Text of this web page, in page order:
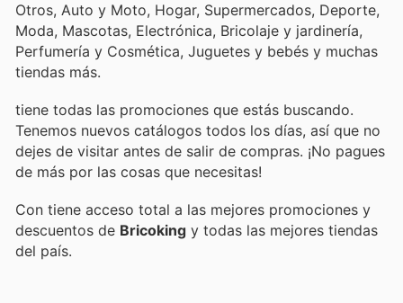
Otros, Auto y Moto, Hogar, Supermercados, Deporte,
Moda, Mascotas, Electrónica, Bricolaje y jardinería,
Perfumería y Cosmética, Juguetes y bebés y muchas
tiendas más.
tiene todas las promociones que estás buscando.
Tenemos nuevos catálogos todos los días, así que no
dejes de visitar antes de salir de compras. ¡No pagues
de más por las cosas que necesitas!
Con tiene acceso total a las mejores promociones y
descuentos de Bricoking y todas las mejores tiendas
del país.